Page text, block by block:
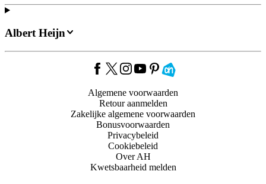
Albert Heijn
Algemene voorwaarden
Retour aanmelden
Zakelijke algemene voorwaarden
Bonusvoorwaarden
Privacybeleid
Cookiebeleid
Over AH
Kwetsbaarheid melden